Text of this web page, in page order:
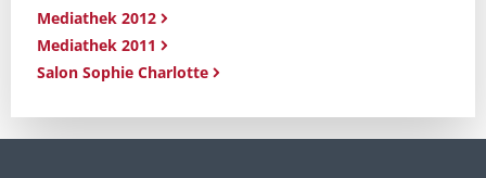
Mediathek 2012
Mediathek 2011
Salon Sophie Charlotte